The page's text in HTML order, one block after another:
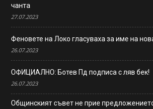
чанта
27.07.2023
Феновете на Локо гласуваха за име на
26.07.2023
ОФИЦИАЛНО: Ботев Пд подписа с ляв бек!
26.07.2023
Общинският съвет не прие